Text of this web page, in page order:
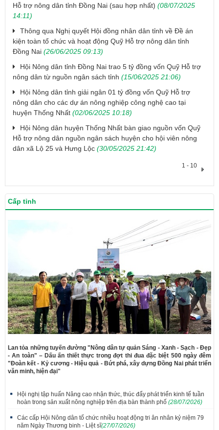
Hỗ trợ nông dân tỉnh Đồng Nai (sau hợp nhất) (08/07/2025
14:11)
Thông qua Nghị quyết Hội đồng nhân dân tỉnh về Đề án
kiện toàn tổ chức và hoạt động Quỹ Hỗ trợ nông dân tỉnh
Đồng Nai (26/06/2025 09:13)
Hội Nông dân tỉnh Đồng Nai trao 5 tỷ đồng vốn Quỹ Hỗ trợ
nông dân từ nguồn ngân sách tỉnh (15/06/2025 21:06)
Hội Nông dân tỉnh giải ngân 01 tỷ đồng vốn Quỹ Hỗ trợ
nông dân cho các dự án nông nghiệp công nghệ cao tại
huyện Thống Nhất (02/06/2025 10:18)
​Hội Nông dân huyện Thống Nhất bàn giao nguồn vốn Quỹ
Hỗ trợ nông dân nguồn ngân sách huyện cho hội viên nông
dân xã Lộ 25 và Hưng Lộc (30/05/2025 21:42)
1 - 10
Cấp tỉnh
Lan tỏa những tuyến đường "Nông dân tự quản Sáng - Xanh - Sạch - Đẹp
- An toàn" – Dấu ấn thiết thực trong đợt thi đua đặc biệt 500 ngày đêm
"Đoàn kết - Kỷ cương - Hiệu quả - Bứt phá, xây dựng Đồng Nai phát triển
văn minh, hiện đại"
Hội nghị tập huấn Nâng cao nhận thức, thúc đẩy phát triển kinh tế tuần
hoàn trong sản xuất nông nghiệp trên địa bàn thành phố (28/07/2026)
Các cấp Hội Nông dân tổ chức nhiều hoạt động tri ân nhân kỷ niệm 79
năm Ngày Thương binh - Liệt sĩ(27/07/2026)